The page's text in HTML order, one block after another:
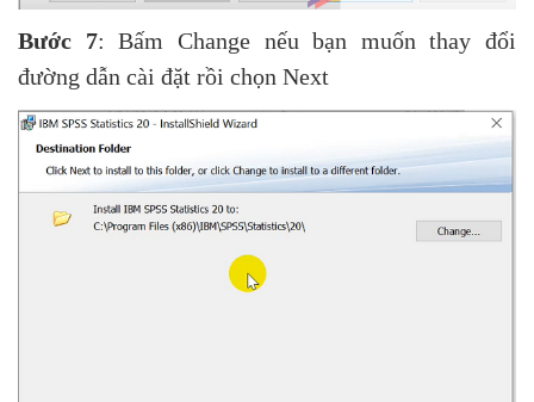
Bước 7: Bấm Change nếu bạn muốn thay đổi
đường dẫn cài đặt rồi chọn Next